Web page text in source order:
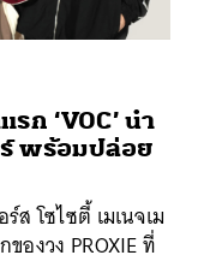
ก ‘VOC’ นำ
ร์ พร้อมปล่อย
ส โซไซตี้ เมเนจเม
องวง PROXIE ที่